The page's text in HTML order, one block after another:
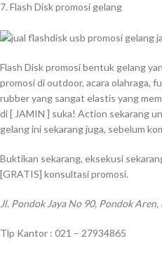
7. Flash Disk promosi gelang
Flash Disk promosi bentuk gelang
promosi di outdoor, acara olahraga,
rubber yang sangat elastis yang
di [ JAMIN ] suka! Action sekarang
gelang ini sekarang juga, sebelum
Buktikan sekarang, eksekusi
[GRATIS] konsultasi promosi.
Jl. Pondok Jaya No 90, Pondok
Tlp Kantor : 021 – 27934865